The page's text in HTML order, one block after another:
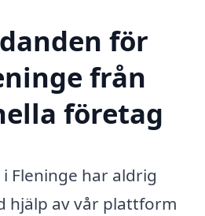
för
från
företag
Fleninge har aldrig
hjälp av vår plattform